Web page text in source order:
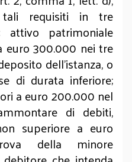
tali requisiti in tre
attivo patrimoniale
euro 300.000 nei tre
dell’istanza, o
di durata inferiore;
a euro 200.000 nel
di debiti,
superiore a euro
della minore